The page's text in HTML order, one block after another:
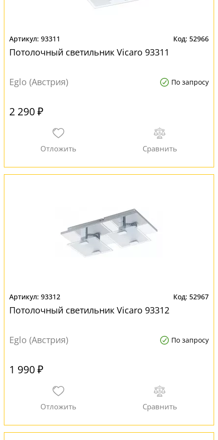
93311 52966
Потолочный светильник Vicaro 93311
Eglo (Австрия) По запросу
2 290 ₽
93312 52967
Потолочный светильник Vicaro 93312
Eglo (Австрия) По запросу
1 990 ₽